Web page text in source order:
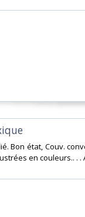
Bon état, Couv.
en couleurs.. .